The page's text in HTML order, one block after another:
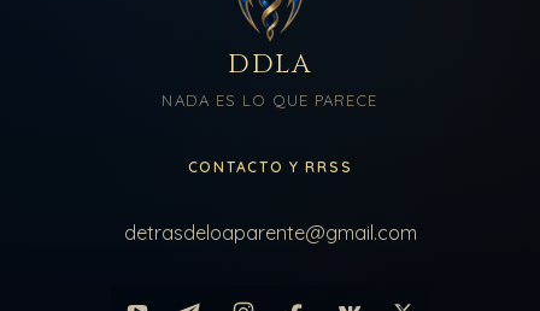
DDLA
NADA ES LO QUE PARECE
CONTACTO Y RRSS
detrasdeloaparente@gmail.com